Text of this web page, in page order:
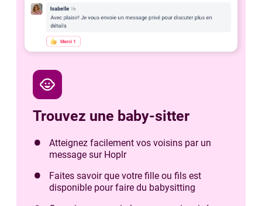
child_care
Trouvez une baby-sitter
Atteignez facilement vos voisins par un
message sur Hoplr
Faites savoir que votre fille ou fils est
disponible pour faire du babysitting